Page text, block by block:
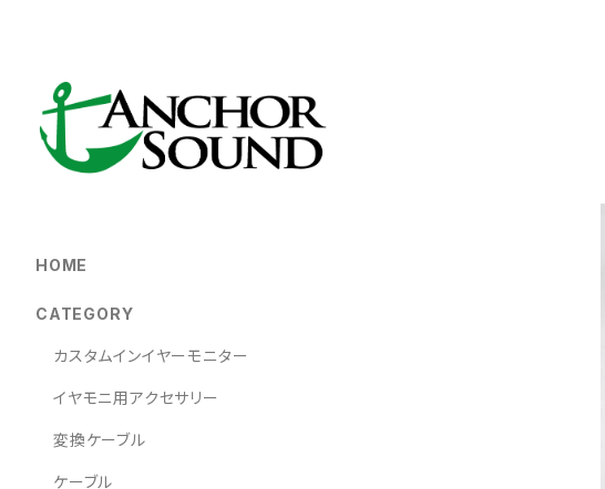
HOME
CATEGORY
カスタムインイヤーモニター
イヤモニ用アクセサリー
変換ケーブル
ケーブル